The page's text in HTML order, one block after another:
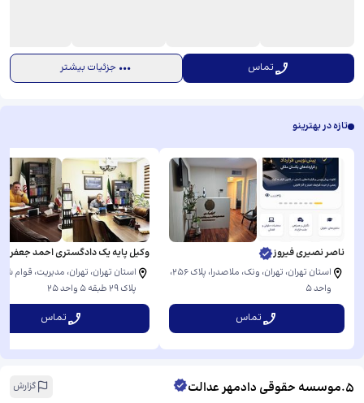
تماس جزئیات بیشتر
تازه در بهترینو
ناصر نصیری فیروز
استان تهران، تهران، ونک، ملاصدرا، ​پلاک ۲۵۶،
واحد ۵
تماس
وکیل پایه یک دادگستری احمد جعفری
استان تهران، تهران، مدیریت، قوام
پلاک ۲۹ طبقه ۵ واحد ۲۵
تماس
5
.موسسه حقوقی دادمهر عدالت
گزارش